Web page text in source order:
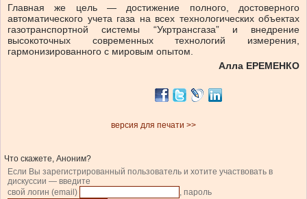
Главная же цель — достижение полного, достоверного
автоматического учета газа на всех технологических объектах
газотранспортной системы “Укртрансгаза” и внедрение
высокоточных современных технологий измерения,
гармонизированного с мировым опытом.
Алла ЕРЕМЕНКО
версия для печати >>
Что скажете, Аноним?
Если Вы зарегистрированный пользователь и хотите участвовать в
дискуссии — введите
свой логин (email)
, пароль